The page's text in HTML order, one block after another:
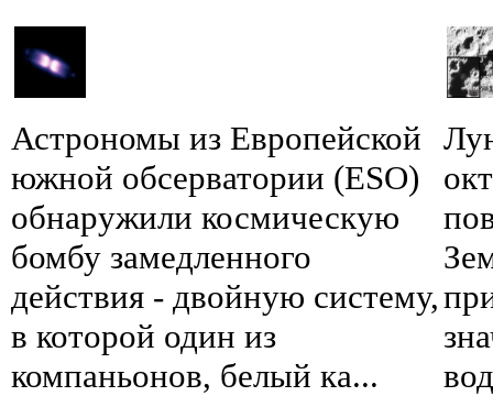
Астрономы из Европейской
южной обсерватории (ESO)
обнаружили космическую
бомбу замедленного
действия - двойную систему,
в которой один из
компаньонов, белый ка...